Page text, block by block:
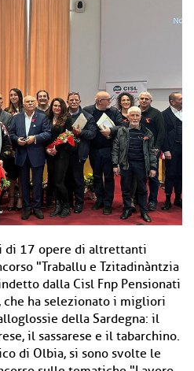
di 17 opere di altrettanti
"Traballu e Tzitadinàntzia
dalla Cisl Fnp Pensionati
che ha selezionato i migliori
della Sardegna: il
il sassarese e il tabarchino.
di Olbia, si sono svolte le